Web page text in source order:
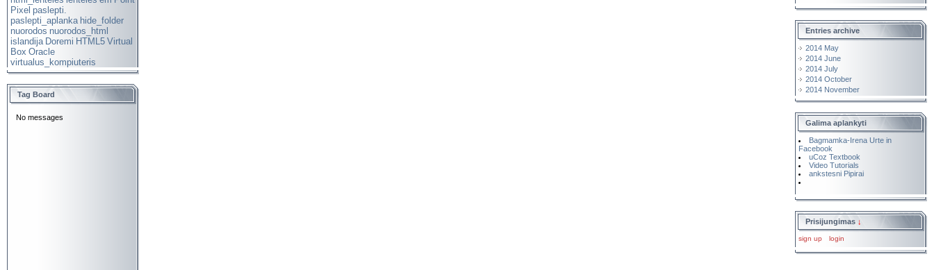
Pixel paslepti.
paslepti_aplanka hide_folder
nuorodos nuorodos_html
islandija Doremi HTML5 Virtual
Box Oracle
virtualus_kompiuteris
Tag Board
Entries archive
2014 May
2014 June
2014 July
2014 October
2014 November
Galima aplankyti
Bagmamka-Irena Urte in
Facebook
uCoz Textbook
Video Tutorials
ankstesni Pipirai
Prisijungimas ↓
sign up login